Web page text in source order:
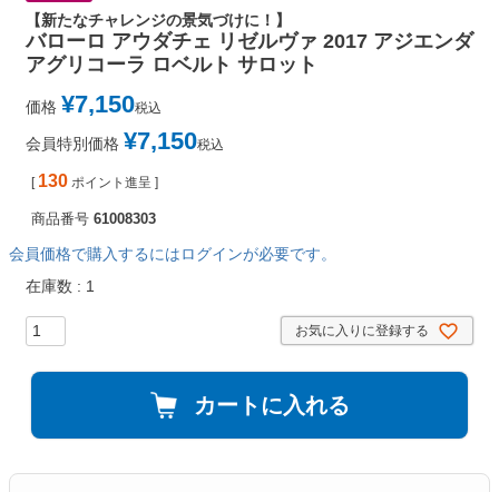
【新たなチャレンジの景気づけに！】
バローロ アウダチェ リゼルヴァ 2017 アジエンダ
アグリコーラ ロベルト サロット
価格 ¥7,150税込
会員特別価格 ¥7,150税込
[ 130 ポイント進呈 ]
商品番号 61008303
会員価格で購入するにはログインが必要です。
在庫数
1
お気に入りに登録する
カートに入れる